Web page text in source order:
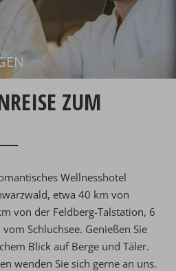
Buchen
ZUM
Wellnesshotel
etwa 40 km von
von der Feldberg-Talstation, 6
Schluchsee. Genießen Sie
Blick auf Berge und Täler.
wenden Sie sich gerne an uns.